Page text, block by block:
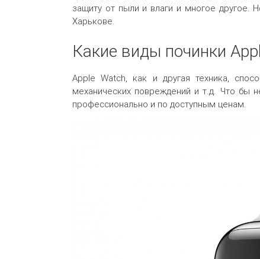
защиту от пыли и влаги и многое
Харькове.
Какие виды починки
Apple Watch, как и другая техника,
механических повреждений и т.д. Что бы
профессионально и по доступным ценам.